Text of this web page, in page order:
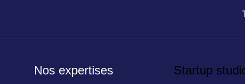
Nos expertises Startup